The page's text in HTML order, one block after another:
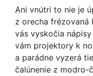
Ani vnútri to nie je
z orecha frézovaná
vás vyskočia
vám projektory k
a parádne vyzerá
čalúnenie z modro-